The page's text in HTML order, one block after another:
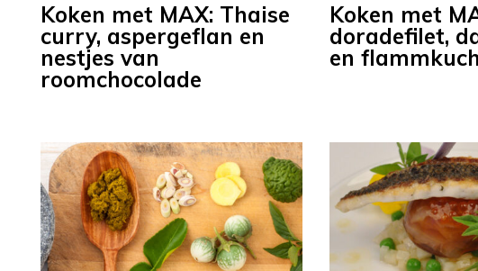
Koken met MAX: Thaise
curry, aspergeflan en
nestjes van
roomchocolade
Koken met
doradefilet,
en